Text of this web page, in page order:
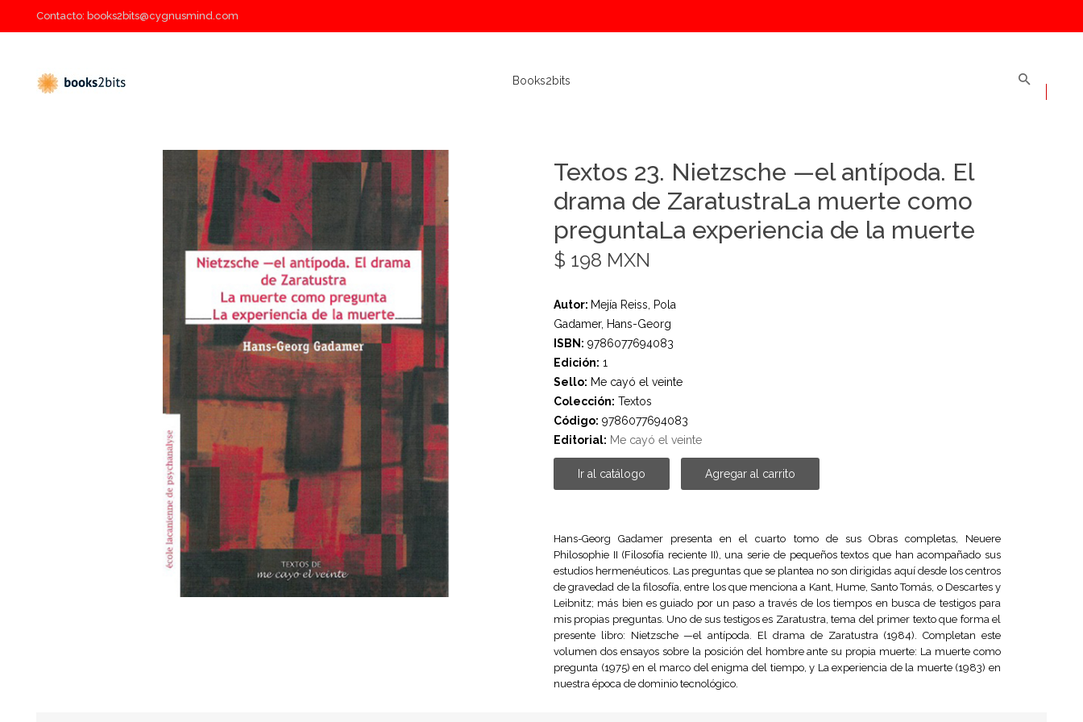
Contacto: books2bits@cygnusmind.com
Books2bits
Textos 23. Nietzsche —el antípoda. El
drama de ZaratustraLa muerte como
preguntaLa experiencia de la muerte
$ 198 MXN
Autor: Mejía Reiss, Pola
Gadamer, Hans-Georg
ISBN: 9786077694083
Edición: 1
Sello: Me cayó el veinte
Colección: Textos
Código: 9786077694083
Editorial: Me cayó el veinte
Ir al catálogo Agregar al carrito
Hans-Georg Gadamer presenta en el cuarto tomo de sus Obras completas, Neuere
Philosophie II (Filosofía reciente II), una serie de pequeños textos que han acompañado sus
estudios hermenéuticos. Las preguntas que se plantea no son dirigidas aquí desde los centros
de gravedad de la filosofía, entre los que menciona a Kant, Hume, Santo Tomás, o Descartes y
Leibnitz; más bien es guiado por un paso a través de los tiempos en busca de testigos para
mis propias preguntas. Uno de sus testigos es Zaratustra, tema del primer texto que forma el
presente libro: Nietzsche —el antípoda. El drama de Zaratustra (1984). Completan este
volumen dos ensayos sobre la posición del hombre ante su propia muerte: La muerte como
pregunta (1975) en el marco del enigma del tiempo, y La experiencia de la muerte (1983) en
nuestra época de dominio tecnológico.